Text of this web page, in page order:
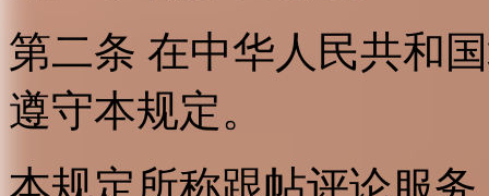
第二条 在中华人民共和
遵守本规定。
本规定所称跟帖评论服